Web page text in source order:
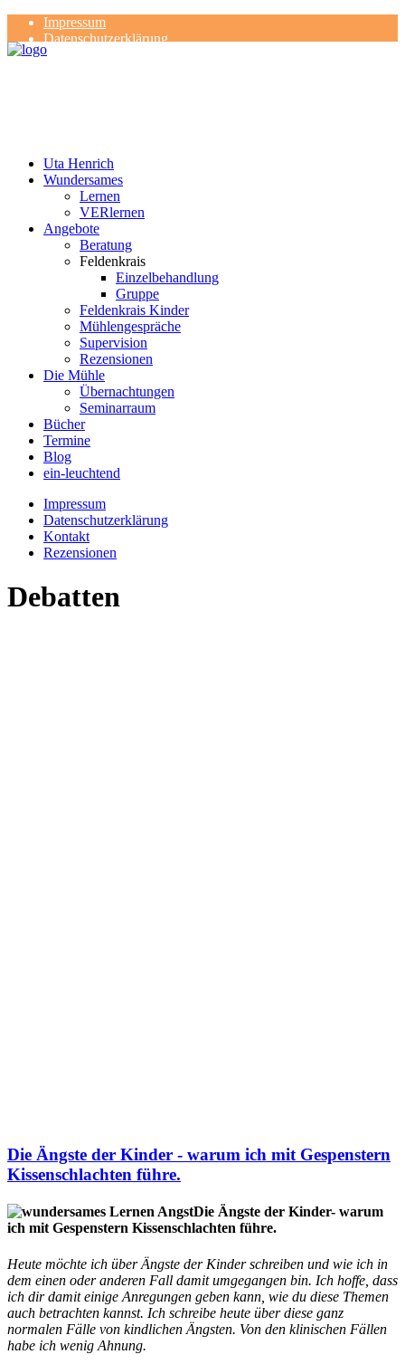
Impressum
Datenschutzerklärung
Kontakt
Uta Henrich
Wundersames
Lernen
VERlernen
Angebote
Beratung
Feldenkrais
Einzelbehandlung
Gruppe
Feldenkrais Kinder
Mühlengespräche
Supervision
Rezensionen
Die Mühle
Übernachtungen
Seminarraum
Bücher
Termine
Blog
ein-leuchtend
Impressum
Datenschutzerklärung
Kontakt
Rezensionen
Debatten
Die Ängste der Kinder - warum ich mit Gespenstern
Kissenschlachten führe.
Die Ängste der Kinder- warum
ich mit Gespenstern Kissenschlachten führe.
Heute möchte ich über Ängste der Kinder schreiben und wie ich in
dem einen oder anderen Fall damit umgegangen bin. Ich hoffe, dass
ich dir damit einige Anregungen geben kann, wie du diese Themen
auch betrachten kannst. Ich schreibe heute über diese ganz
normalen Fälle von kindlichen Ängsten. Von den klinischen Fällen
habe ich wenig Ahnung.